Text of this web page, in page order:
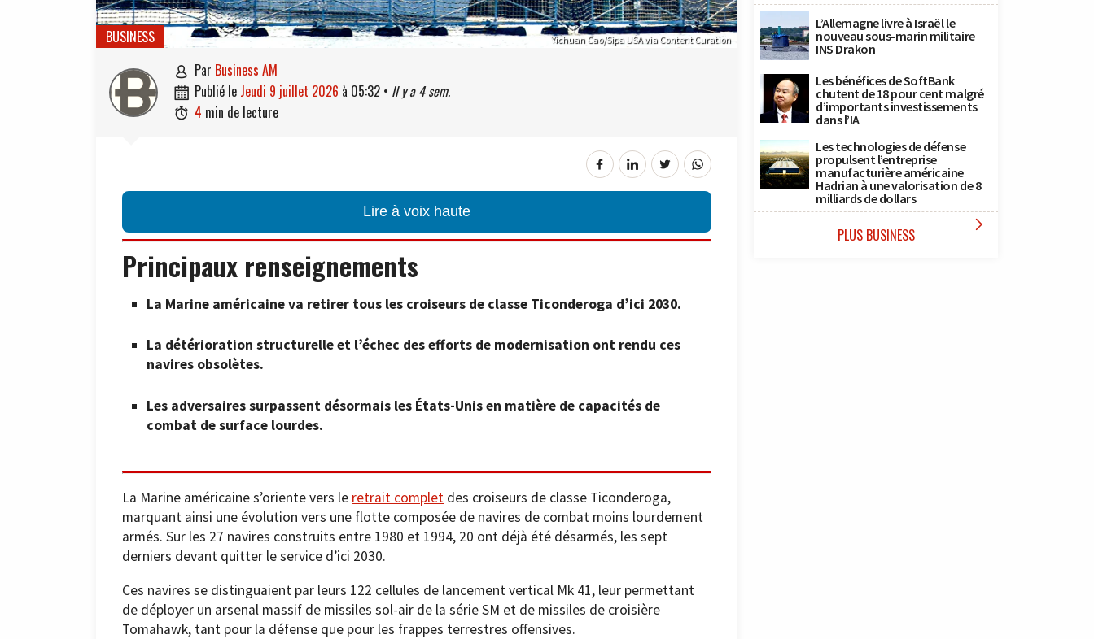
Yichuan Cao/Sipa USA via Content Curation
BUSINESS
 par Business AM
 publié le jeudi 9 juillet 2026 à 05:32 • Il y a 4 sem.
 4 min de lecture
Lire à voix haute
Principaux renseignements
La Marine américaine va retirer tous les croiseurs de classe Ticonderoga d’ici 2030.
La détérioration structurelle et l’échec des efforts de modernisation ont rendu ces
navires obsolètes.
Les adversaires surpassent désormais les États-Unis en matière de capacités de
combat de surface lourdes.
La Marine américaine s’oriente vers le retrait complet des croiseurs de classe Ticonderoga,
marquant ainsi une évolution vers une flotte composée de navires de combat moins lourdement
armés. Sur les 27 navires construits entre 1980 et 1994, 20 ont déjà été désarmés, les sept
derniers devant quitter le service d’ici 2030.
Ces navires se distinguaient par leurs 122 cellules de lancement vertical Mk 41, leur permettant
de déployer un arsenal massif de missiles sol-air de la série SM et de missiles de croisière
Tomahawk, tant pour la défense que pour les frappes terrestres offensives.
L’Allemagne livre à Israël le
nouveau sous-marin militaire
INS Drakon
Les bénéfices de SoftBank
chutent de 18 pour cent malgré
d’importants investissements
dans l’IA
Les technologies de défense
propulsent l’entreprise
manufacturière américaine
Hadrian à une valorisation de 8
milliards de dollars
PLUS BUSINESS 